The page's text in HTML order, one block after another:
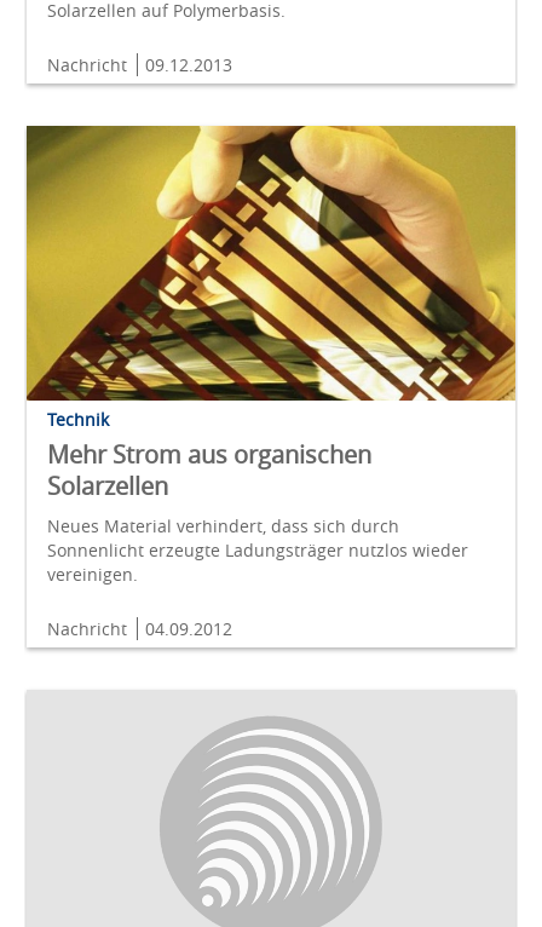
Solarzellen auf Polymerbasis.
Nachricht 09.12.2013
Technik
Mehr Strom aus organischen
Solarzellen
Neues Material verhindert, dass sich durch
Sonnenlicht erzeugte Ladungsträger nutzlos wieder
vereinigen.
Nachricht 04.09.2012